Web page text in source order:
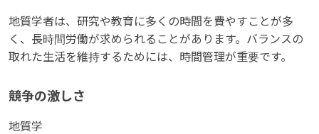
地質学者は、研究や教育に多くの時間を費やすことが多
く、長時間労働が求められることがあります。バランスの
取れた生活を維持するためには、時間管理が重要です。
競争の激しさ
地質学